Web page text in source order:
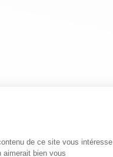
de ce site vous intéresse
aimerait bien vous